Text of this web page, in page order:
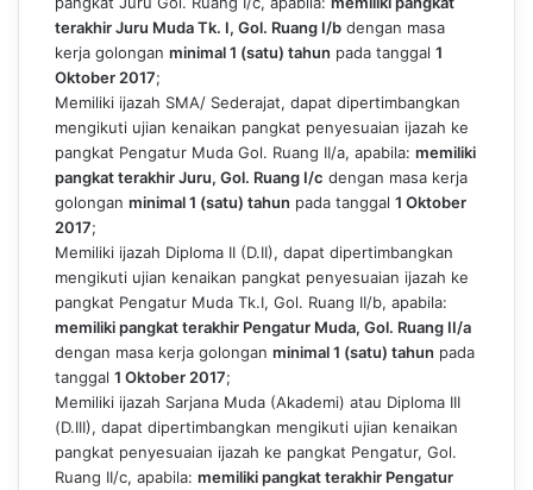
terakhir Juru Muda Tk. I, Gol. Ruang I/b dengan masa
kerja golongan minimal 1 (satu) tahun pada tanggal 1
Oktober 2017;
Memiliki ijazah SMA/ Sederajat, dapat dipertimbangkan
mengikuti ujian kenaikan pangkat penyesuaian ijazah ke
pangkat Pengatur Muda Gol. Ruang II/a, apabila: memiliki
pangkat terakhir Juru, Gol. Ruang I/c dengan masa kerja
golongan minimal 1 (satu) tahun pada tanggal 1 Oktober
2017;
Memiliki ijazah Diploma II (D.II), dapat dipertimbangkan
mengikuti ujian kenaikan pangkat penyesuaian ijazah ke
pangkat Pengatur Muda Tk.I, Gol. Ruang II/b, apabila:
memiliki pangkat terakhir Pengatur Muda, Gol. Ruang II/a
dengan masa kerja golongan minimal 1 (satu) tahun pada
tanggal 1 Oktober 2017;
Memiliki ijazah Sarjana Muda (Akademi) atau Diploma III
(D.III), dapat dipertimbangkan mengikuti ujian kenaikan
pangkat penyesuaian ijazah ke pangkat Pengatur, Gol.
Ruang II/c, apabila: memiliki pangkat terakhir Pengatur